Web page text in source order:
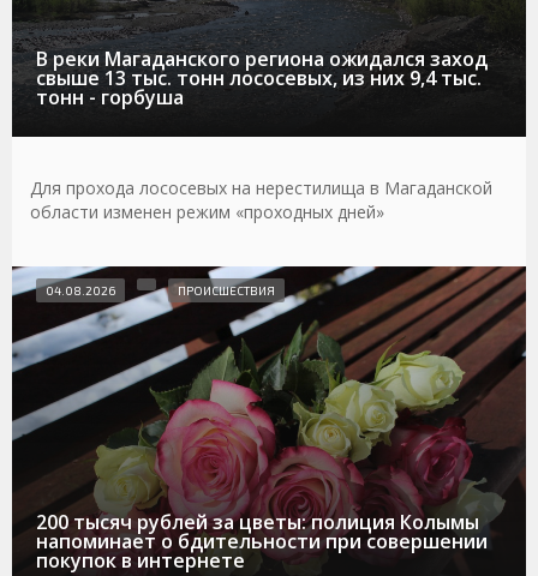
В реки Магаданского региона ожидался заход
свыше 13 тыс. тонн лососевых, из них 9,4 тыс.
тонн - горбуша
Для прохода лососевых на нерестилища в Магаданской
области изменен режим «проходных дней»
200 тысяч рублей за цветы: полиция Колымы
напоминает о бдительности при совершении
покупок в интернете
04.08.2026 ПРОИСШЕСТВИЯ